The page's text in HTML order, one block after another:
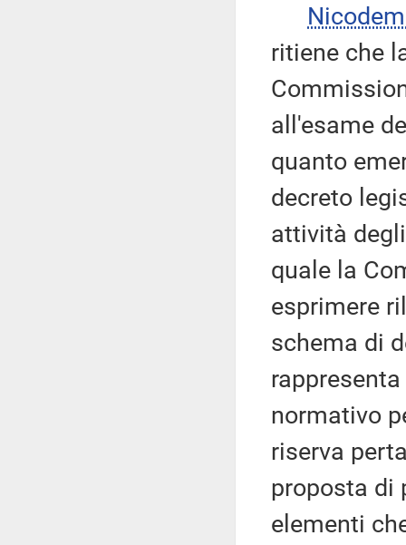
ritiene che
all'esame
quanto
decreto
attività
quale la
esprimere
schema di
normativo
riserva
proposta di
elementi